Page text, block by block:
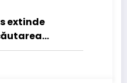
extinde
șoferii de